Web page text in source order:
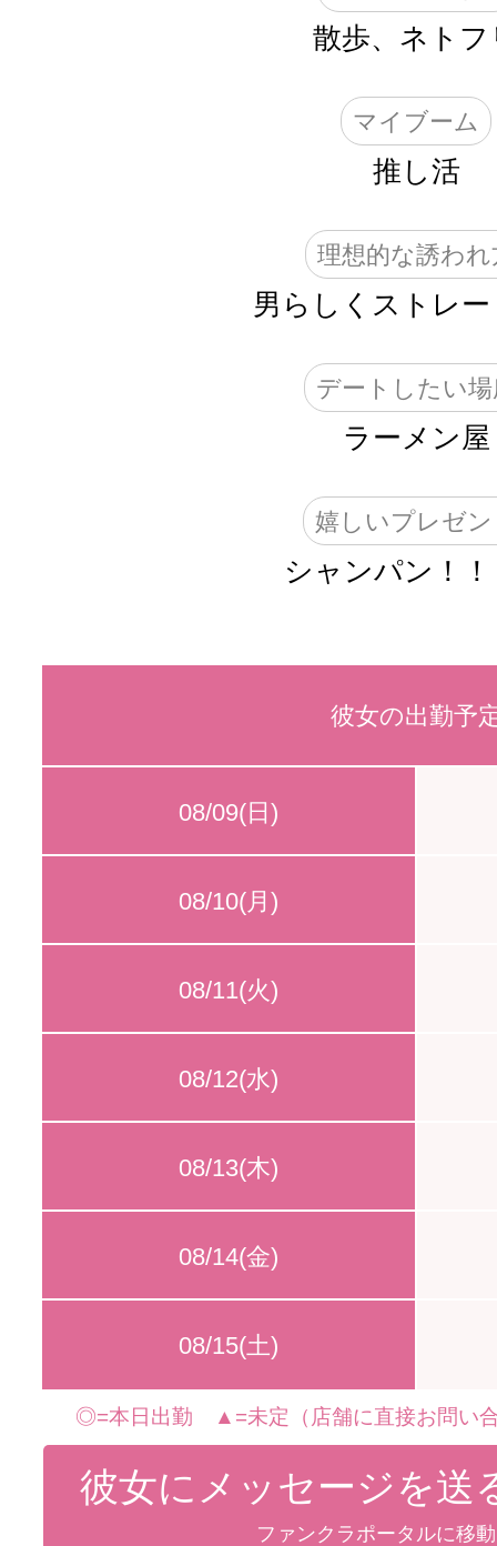
散歩、ネトフ
マイブーム
推し活
理想的な誘われ
男らしくストレ
デートしたい場
ラーメン屋
嬉しいプレゼ
シャンパン！
彼女の出勤予
08/09(日)
08/10(月)
08/11(火)
08/12(水)
08/13(木)
08/14(金)
08/15(土)
◎=本日出勤 ▲=未定（店舗に直接お問い
彼女にメッセージを送
ファンクラポータルに移